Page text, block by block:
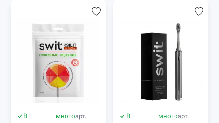
В
многоарт.
В
многоарт.